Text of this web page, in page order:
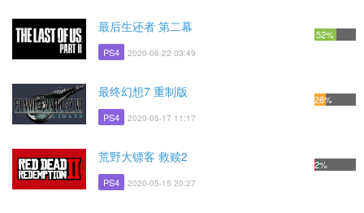
最后生还者 第二幕
PS4 2020-06-22 03:49
52%
最终幻想7 重制版
PS4 2020-05-17 11:17
28%
荒野大镖客 救赎2
PS4 2020-05-15 20:27
2%